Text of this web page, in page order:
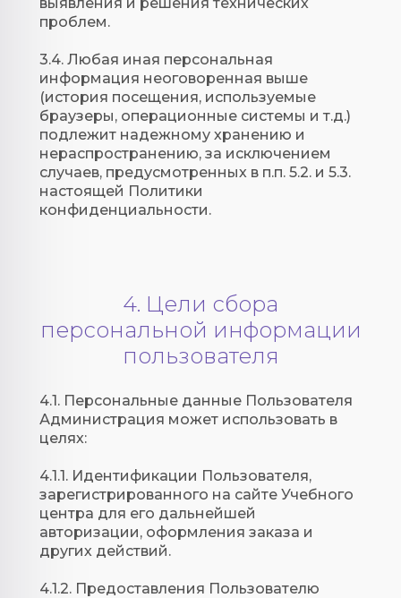
проблем.
3.4. Любая иная персональная
информация неоговоренная выше
(история посещения, используемые
браузеры, операционные системы и т.д.)
подлежит надежному хранению и
нераспространению, за исключением
случаев, предусмотренных в п.п. 5.2. и 5.3.
настоящей Политики
конфиденциальности.
4. Цели сбора
персональной информации
пользователя
4.1. Персональные данные Пользователя
Администрация может использовать в
целях:
4.1.1. Идентификации Пользователя,
зарегистрированного на сайте Учебного
центра для его дальнейшей
авторизации, оформления заказа и
других действий.
4.1.2. Предоставления Пользователю